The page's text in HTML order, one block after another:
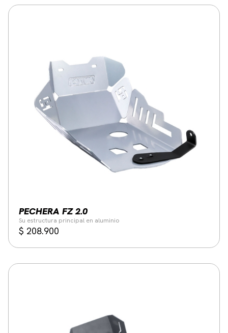
PECHERA FZ 2.0
Su estructura principal en aluminio
$ 208.900